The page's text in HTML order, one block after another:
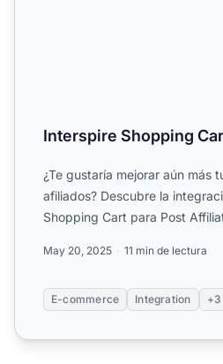
Interspire Shopping
¿Te gustaría mejorar aún más
afiliados? Descubre la
Shopping Cart para Post
May 20, 2025 11 min de lectura
E-commerce Integration +3